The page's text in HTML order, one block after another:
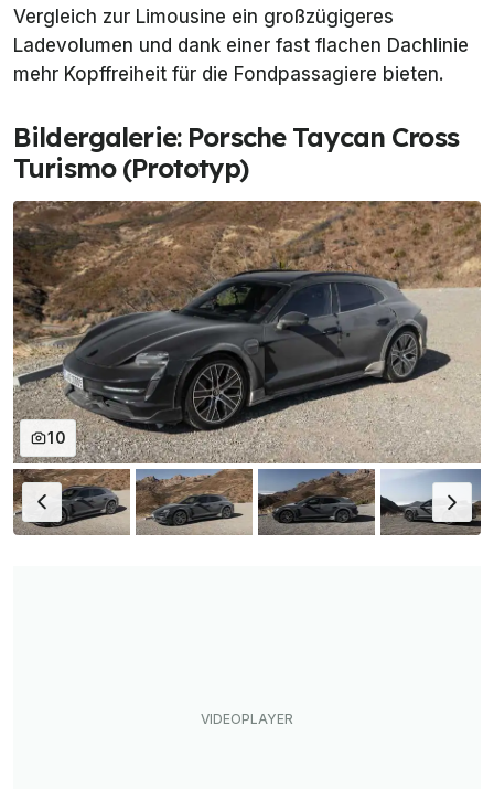
Vergleich zur Limousine ein großzügigeres
Ladevolumen und dank einer fast flachen Dachlinie
mehr Kopffreiheit für die Fondpassagiere bieten.
Bildergalerie: Porsche Taycan Cross
Turismo (Prototyp)
10